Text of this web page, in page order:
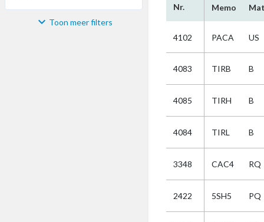
Materiaal Toon meer filters
Nr. Memo
4102 PACA US
4083 TIRB B
4085 TIRH B
4084 TIRL B
3348 CAC4 RQ
2422 5SH5 PQ